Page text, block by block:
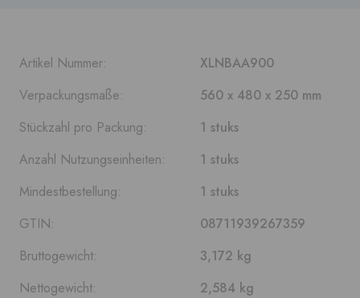
Artikel Nummer:
XLNBAA900
Verpackungsmaße:
560 x 480 x 250 mm
Stückzahl pro Packung:
1 stuks
Anzahl Nutzungseinheiten:
1 stuks
Mindestbestellung:
1 stuks
GTIN:
08711939267359
Bruttogewicht:
3,172 kg
Nettogewicht:
2,584 kg